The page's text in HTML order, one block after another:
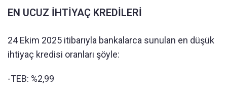
EN UCUZ İHTİYAÇ KREDİLERİ
24 Ekim 2025 itibarıyla bankalarca sunulan en düşük
ihtiyaç kredisi oranları şöyle:
-TEB: %2,99